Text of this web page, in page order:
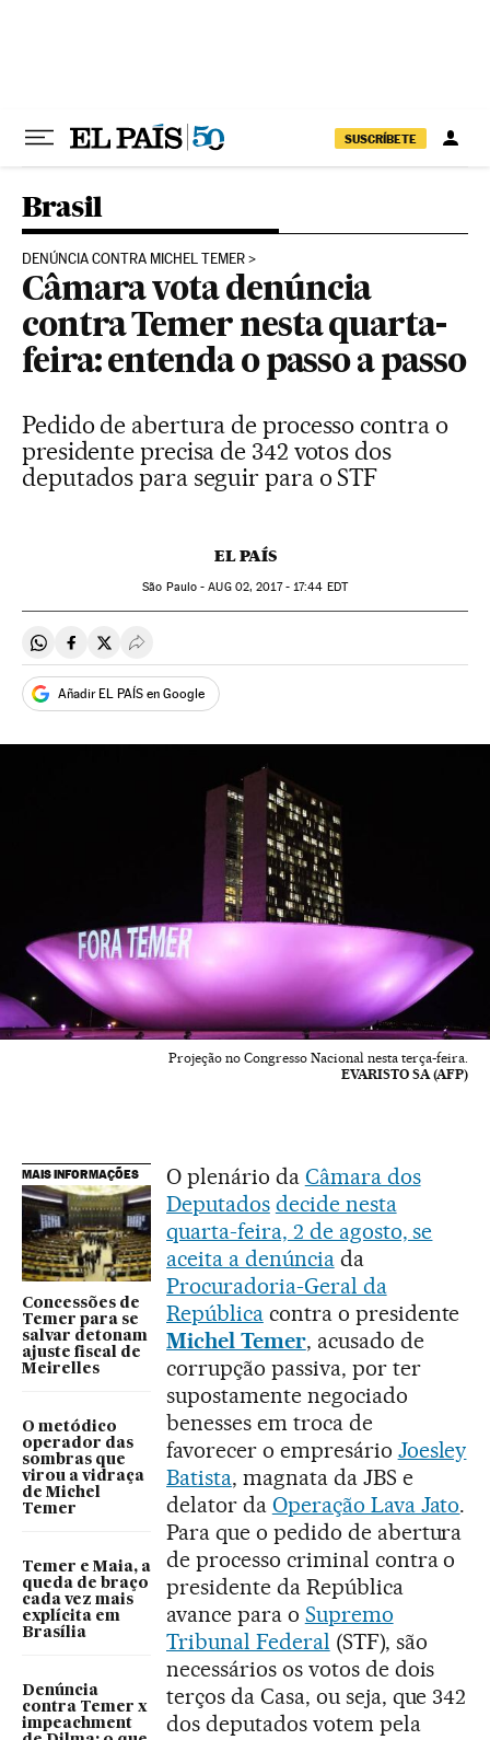
SUSCRÍBETE
Brasil
DENÚNCIA CONTRA MICHEL TEMER
Câmara vota denúncia
contra Temer nesta quarta-
feira: entenda o passo a passo
Pedido de abertura de processo contra o
presidente precisa de 342 votos dos
deputados para seguir para o STF
EL PAÍS
São Paulo -AUG02, 2017 - 17:44 EDT
Compartir en Whatsapp
Compartir en Facebook
Compartir en Twitter
Desplegar Redes Sociales
Añadir EL PAÍS en Google
Projeção no Congresso Nacional nesta terça-feira.
EVARISTO SA (AFP)
MAIS INFORMAÇÕES
Concessões de
Temer para se
salvar detonam
ajuste fiscal de
Meirelles
O metódico
operador das
sombras que
virou a vidraça
de Michel
Temer
Temer e Maia, a
queda de braço
cada vez mais
explícita em
Brasília
Denúncia
contra Temer x
impeachment
O plenário da Câmara dos
Deputados decide nesta
quarta-feira, 2 de agosto, se
aceita a denúnciada
Procuradoria-Geral da
Repúblicacontra o presidente
Michel Temer, acusado de
corrupção passiva, por ter
supostamente negociado
benesses em troca de
favorecer o empresário Joesley
Batista, magnata da JBS e
delator da Operação Lava Jato.
Para que o pedido de abertura
de processo criminal contra o
presidente da República
avance para o Supremo
Tribunal Federal (STF), são
necessários os votos de dois
terços da Casa, ou seja, que 342
dos deputados votem pela